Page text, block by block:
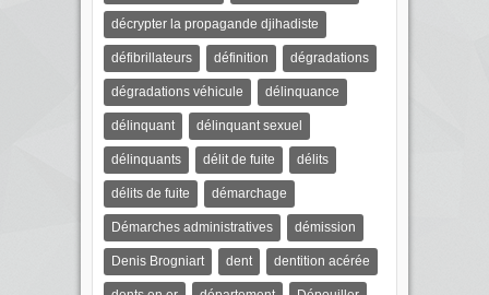
décrypter la propagande djihadiste
défibrillateurs définition dégradations
dégradations véhicule délinquance
délinquant délinquant sexuel
délinquants délit de fuite délits
délits de fuite démarchage
Démarches administratives démission
Denis Brogniart dent dentition acérée